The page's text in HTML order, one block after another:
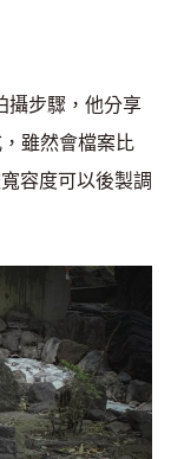
攝步驟，他分享
雖然會檔案比
容度可以後製調